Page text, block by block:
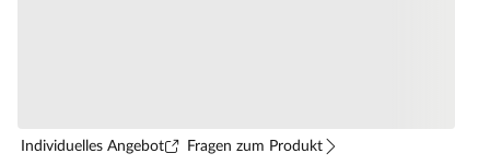
Individuelles Angebot Fragen zum Produkt